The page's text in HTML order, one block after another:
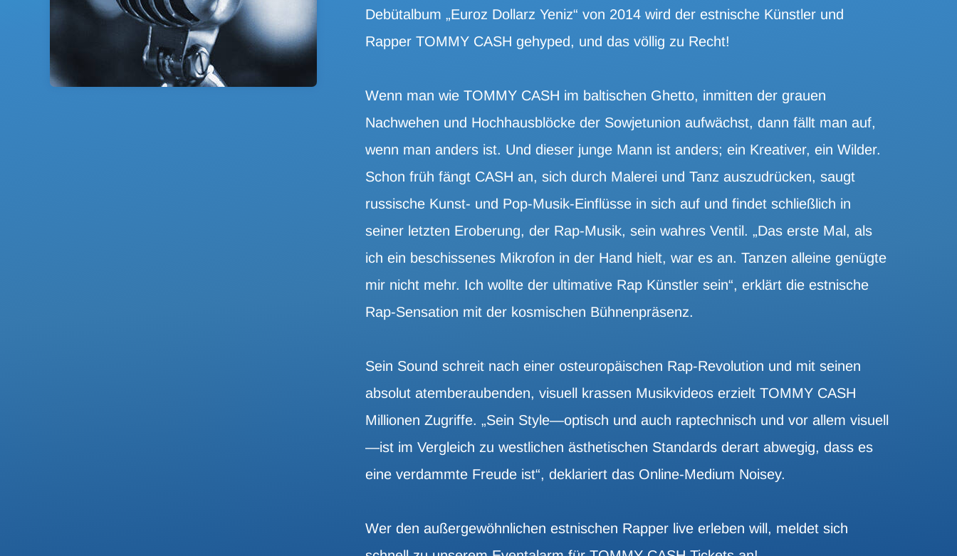
Debütalbum „Euroz Dollarz Yeniz“ von 2014 wird der estnische Künstler und
Rapper TOMMY CASH gehyped, und das völlig zu Recht!
Wenn man wie TOMMY CASH im baltischen Ghetto, inmitten der grauen
Nachwehen und Hochhausblöcke der Sowjetunion aufwächst, dann fällt man auf,
wenn man anders ist. Und dieser junge Mann ist anders; ein Kreativer, ein Wilder.
Schon früh fängt CASH an, sich durch Malerei und Tanz auszudrücken, saugt
russische Kunst- und Pop-Musik-Einflüsse in sich auf und findet schließlich in
seiner letzten Eroberung, der Rap-Musik, sein wahres Ventil. „Das erste Mal, als
ich ein beschissenes Mikrofon in der Hand hielt, war es an. Tanzen alleine genügte
mir nicht mehr. Ich wollte der ultimative Rap Künstler sein“, erklärt die estnische
Rap-Sensation mit der kosmischen Bühnenpräsenz.
Sein Sound schreit nach einer osteuropäischen Rap-Revolution und mit seinen
absolut atemberaubenden, visuell krassen Musikvideos erzielt TOMMY CASH
Millionen Zugriffe. „Sein Style—optisch und auch raptechnisch und vor allem visuell
—ist im Vergleich zu westlichen ästhetischen Standards derart abwegig, dass es
eine verdammte Freude ist“, deklariert das Online-Medium Noisey.
Wer den außergewöhnlichen estnischen Rapper live erleben will, meldet sich